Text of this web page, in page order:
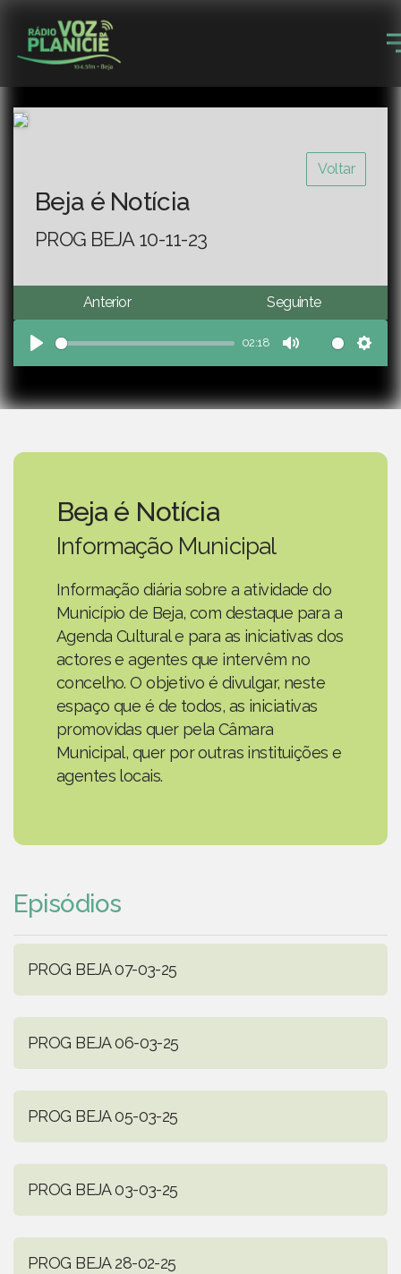
Voltar
Beja é Notícia
PROG BEJA 10-11-23
Anterior Seguinte
Play
02:18
Mute
Beja é Notícia
Informação Municipal
Informação diária sobre a atividade do
Município de Beja, com destaque para a
Agenda Cultural e para as iniciativas dos
actores e agentes que intervêm no
concelho. O objetivo é divulgar, neste
espaço que é de todos, as iniciativas
promovidas quer pela Câmara
Municipal, quer por outras instituições e
agentes locais.
Episódios
PROG BEJA 07-03-25
PROG BEJA 06-03-25
PROG BEJA 05-03-25
PROG BEJA 03-03-25
PROG BEJA 28-02-25